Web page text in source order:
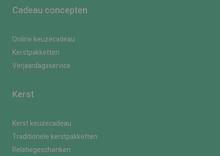
Cadeau concepten
Online keuzecadeau
Kerstpakketten
Verjaardagsservice
Kerst
Kerst keuzecadeau
Traditionele kerstpakketten
Relatiegeschenken